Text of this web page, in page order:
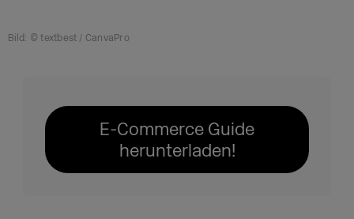
Bild: © textbest / CanvaPro
E-Commerce Guide
herunterladen!